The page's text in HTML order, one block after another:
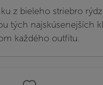
z bieleho striebro
tých najskúsenejších
každého outfitu.